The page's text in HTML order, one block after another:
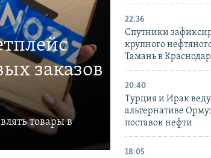
заказов
товары в
22:36
Спутники
крупного
Тамань в
20:40
Турция и Ирак
альтернативе
поставок нефти
18:05